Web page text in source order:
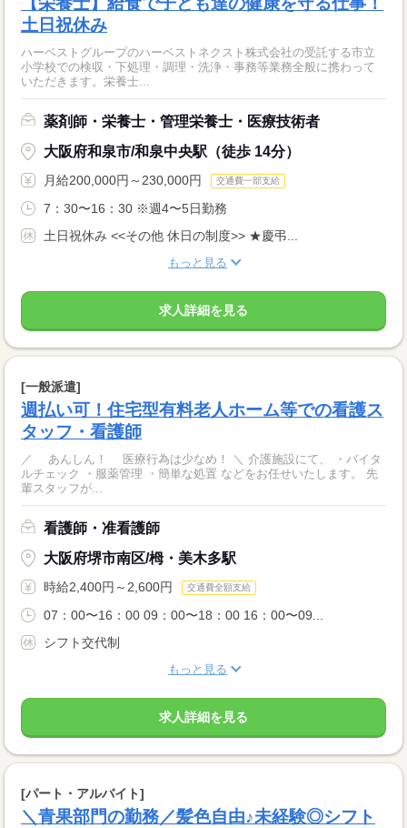
土日祝休み
ハーベストグループのハーベストネクスト株式会社の受託する市立
小学校での検収・下処理・調理・洗浄・事務等業務全般に携わって
いただきます。栄養士...
薬剤師・栄養士・管理栄養士・医療技術者
大阪府和泉市/和泉中央駅（徒歩 14分）
月給200,000円～230,000円 交通費一部支給
7：30〜16：30 ※週4〜5日勤務
土日祝休み <<その他 休日の制度>> ★慶弔...
もっと見る
求人詳細を見る
[一般派遣]
週払い可！住宅型有料老人ホーム等での看護ス
タッフ・看護師
／ あんしん！ 医療行為は少なめ！ ＼ 介護施設にて、 ・バイタ
ルチェック ・服薬管理 ・簡単な処置 などをお任せいたします。 先
輩スタッフが...
看護師・准看護師
大阪府堺市南区/栂・美木多駅
時給2,400円～2,600円 交通費全額支給
07：00〜16：00 09：00〜18：00 16：00〜09...
シフト交代制
もっと見る
求人詳細を見る
[パート・アルバイト]
＼青果部門の勤務／髪色自由♪未経験◎シフト